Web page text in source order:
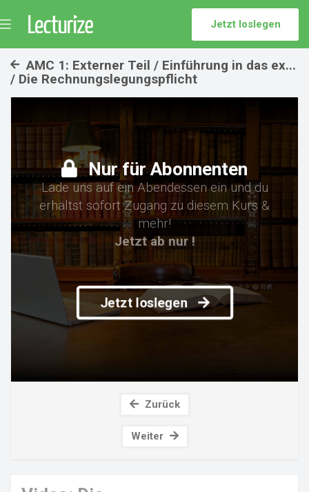
Jetzt loslegen
AMC 1: Externer Teil / Einführung in das ex...
/ Die Rechnungslegungspflicht
Nur für Abonnenten
Lade uns auf ein Abendessen ein und du
erhältst sofort Zugang zu diesem Kurs &
mehr!
Jetzt ab nur !
Jetzt loslegen
Zurück
Weiter